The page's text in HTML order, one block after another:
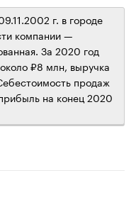
г. в городе
компании —
За 2020 год
₽8 млн, выручка
продаж
на конец 2020